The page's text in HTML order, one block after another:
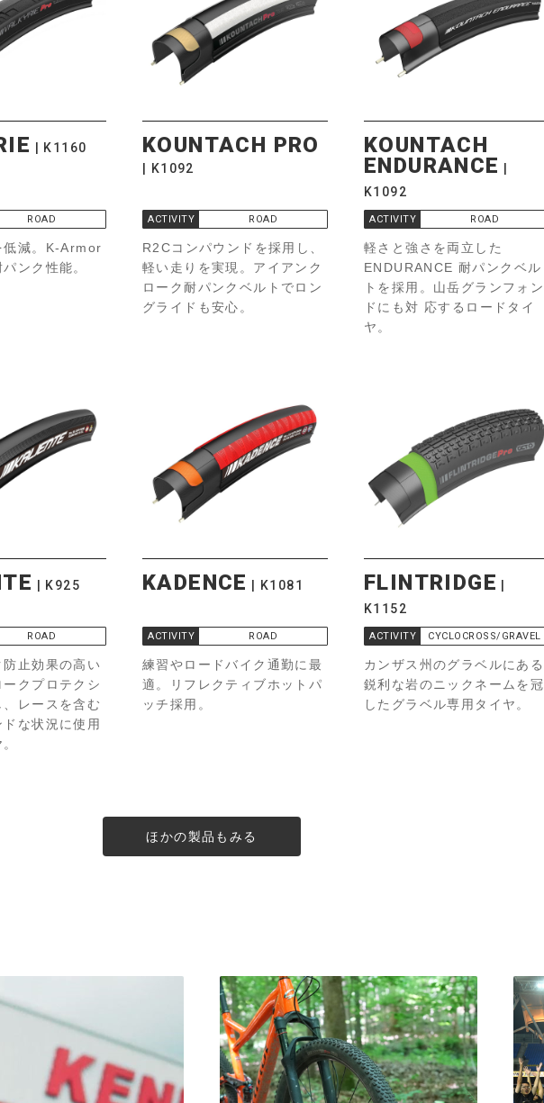
K1160
ROAD
低減。K-Armor
ンク性能。
KOUNTACH PRO
K1092
ACTIVITY ROAD
R2Cコンパウンドを採用し、
軽い走りを実現。アイアンク
ローク耐パンクベルトでロン
グライドも安心。
KOUNTACH
ENDURANCE
K1092
ACTIVITY ROAD
軽さと強さを両立した
ENDURANCE 耐パンクベル
トを採用。山岳グランフォン
ドにも対 応するロードタイ
ヤ。
K925
ROAD
止効果の高い
クプロテクシ
レースを含む
な状況に使用
KADENCE K1081
ACTIVITY ROAD
練習やロードバイク通勤に最
適。リフレクティブホットパ
ッチ採用。
FLINTRIDGE
K1152
ACTIVITY CYCLOCROSS/GRAVEL
カンザス州のグラベルにある
鋭利な岩のニックネームを冠
したグラベル専用タイヤ。
ほかの製品もみる